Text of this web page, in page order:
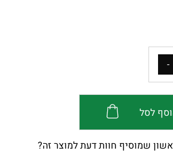
לסל
שמוסיף חוות דעת למוצר זה?